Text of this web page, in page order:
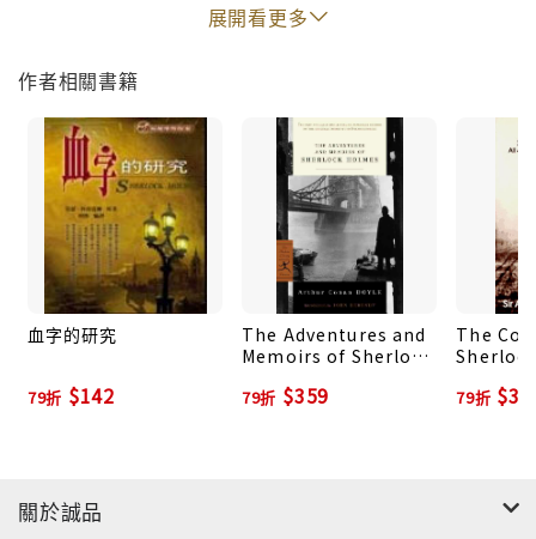
者，混進採礦人裡的犯罪集團，立了大功，並偕同妻子
到英國，卻被犯罪集團裡倖存的人追蹤，福爾摩斯因此
介入此案……
《怪盜奪寶》
少女梅麗每年的五月六日都會收到一顆漂亮的珍珠，她
很不解，因此請福爾摩斯代為調探。後來得知她的父親
在印度作戰時，與四名同夥合盜一大箱的寶物，後來寶
物遭其中一人設計獨吞，這人臨死前覺得愧對梅麗的父
親，便要他的兒子每年寄給梅麗一顆珍珠作為補償。梅
麗會如何處理她所拿到的財寶？她又會和華生發展出什
兩姐妹中的姐姐有一天驚駭的跑出房間，大叫：「繩
展開看更多
作者相關書籍
血字的研究
79折 $142
The Adventures and
Memoirs of Sherlock
79折 $359
The
79折
關於誠品